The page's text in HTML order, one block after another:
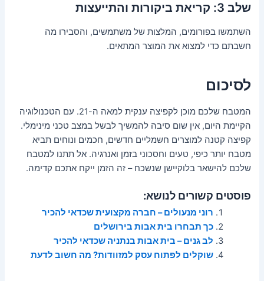
שלב 3: קריאת ביקורות והתייעצות
השתמשו בפורומים, המלצות של משתמשים, והסבירו מה
חשבתם כדי למצוא את המוצר המתאים.
לסיכום
המטבח שלכם מוכן לקפיצה ענקית למאה ה-21. עם הטכנולוגיה
הקיימת היום, אין שום סיבה להמשיך לבשל במצב טכני מינימלי.
קפיצה קטנה למוצרים חשמליים חדשים, חכמים ונוחים תביא
מטבח יותר כיפי, טעים וחסכוני בזמן ואנרגיה. אל תתנו למטבח
שלכם להישאר בלוקיישן שנשכח – זה הזמן ייקח אתכם קדימה.
פוסטים קשורים לנושא:
רוני מנעולים – חברה מקצועית שכדאי להכיר
כך תבחרו בית אבות בירושלים
לב גנים – בית אבות בנתניה שכדאי להכיר
שוקלים לפתוח עסק למזוודות? מה חשוב לדעת